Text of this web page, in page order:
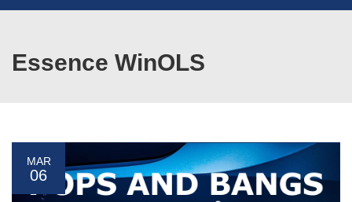
Essence WinOLS
MAR
06